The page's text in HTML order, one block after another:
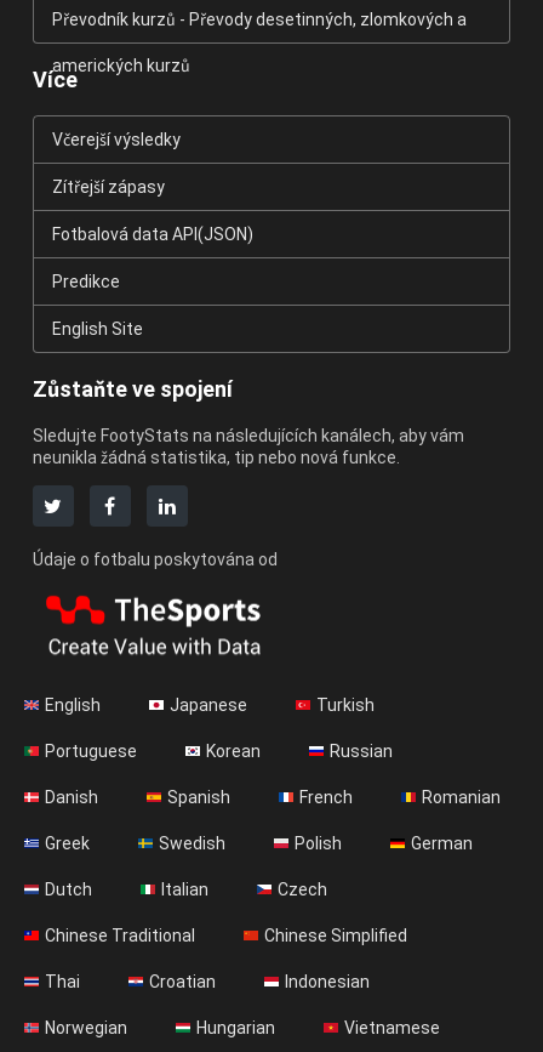
Převodník kurzů - Převody desetinných, zlomkových a
amerických kurzů
Více
Včerejší výsledky
Zítřejší zápasy
Fotbalová data API(JSON)
Predikce
English Site
Zůstaňte ve spojení
Sledujte FootyStats na následujících kanálech, aby vám
neunikla žádná statistika, tip nebo nová funkce.
Údaje o fotbalu poskytována od
English Japanese Turkish
Portuguese Korean Russian
Danish Spanish French Romanian
Greek Swedish Polish German
Dutch Italian Czech
Chinese Traditional Chinese Simplified
Thai Croatian Indonesian
Norwegian Hungarian Vietnamese